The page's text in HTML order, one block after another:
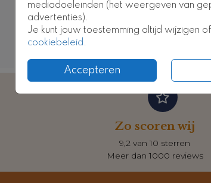
mediadoeleinden (het weergeven van
advertenties).
Je kunt jouw toestemming altijd wijzigen
cookiebeleid.
Accepteren
Zo scoren wij
9,2 van 10 sterren
Meer dan 1000 reviews